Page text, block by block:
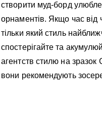
створити муд-борд
орнаментів. Якщо час від
тільки який стиль
спостерігайте та
агентств стилю на
вони рекомендують